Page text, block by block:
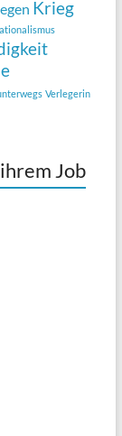
Krieg
Verlegerin
Job